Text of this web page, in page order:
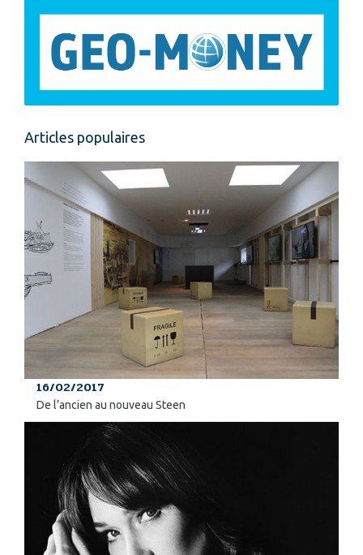
Articles populaires
16/02/2017
De l’ancien au nouveau Steen